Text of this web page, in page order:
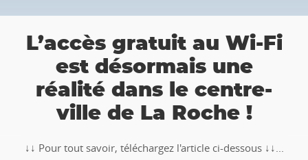
au Wi-Fi
une
centre-
Roche !
l'article ci-dessous ↓↓...
👉 Balade
Roche :
chasse au
🥾🚶‍♂️‍➡️ ‼ Partez à la chasse au
Ardenne